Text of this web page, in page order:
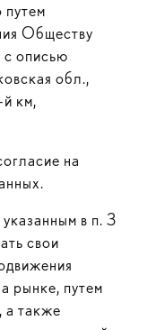
Обществу
с описью
обл.,
км,
на
в п. 3
свои
рынке, путем
а также